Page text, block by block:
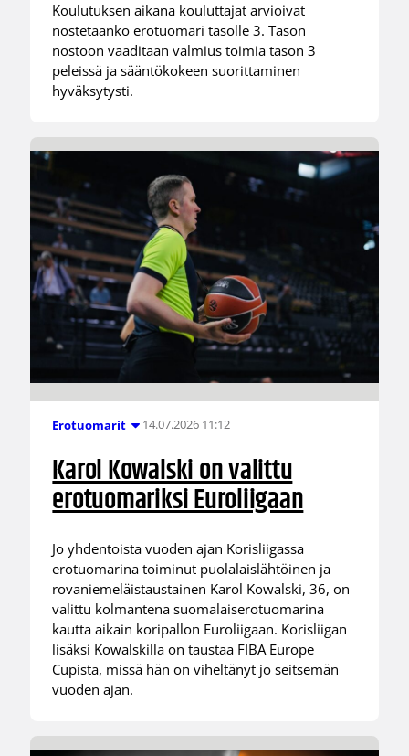
Koulutuksen aikana kouluttajat arvioivat
nostetaanko erotuomari tasolle 3. Tason
nostoon vaaditaan valmius toimia tason 3
peleissä ja sääntökokeen suorittaminen
hyväksytysti.
Erotuomarit 14.07.2026 11:12
Karol Kowalski on valittu
erotuomariksi Euroliigaan
Jo yhdentoista vuoden ajan Korisliigassa
erotuomarina toiminut puolalaislähtöinen ja
rovaniemeläistaustainen Karol Kowalski, 36, on
valittu kolmantena suomalaiserotuomarina
kautta aikain koripallon Euroliigaan. Korisliigan
lisäksi Kowalskilla on taustaa FIBA Europe
Cupista, missä hän on viheltänyt jo seitsemän
vuoden ajan.